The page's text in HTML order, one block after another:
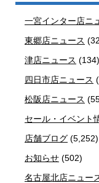
一宮インター店ニ
東郷店ニュース
津店ニュース (134)
四日市店ニュース
松阪店ニュース
セール・イベント
店舗ブログ (5,252)
お知らせ (502)
名古屋北店ニュー